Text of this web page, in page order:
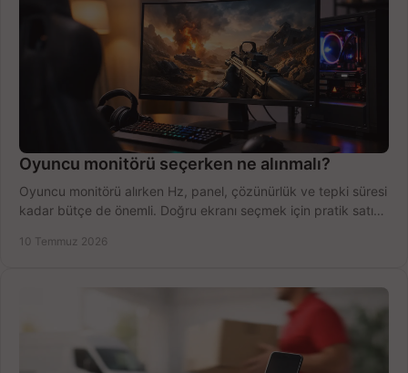
Oyuncu monitörü seçerken ne alınmalı?
Oyuncu monitörü alırken Hz, panel, çözünürlük ve tepki süresi
kadar bütçe de önemli. Doğru ekranı seçmek için pratik satın
10 Temmuz 2026